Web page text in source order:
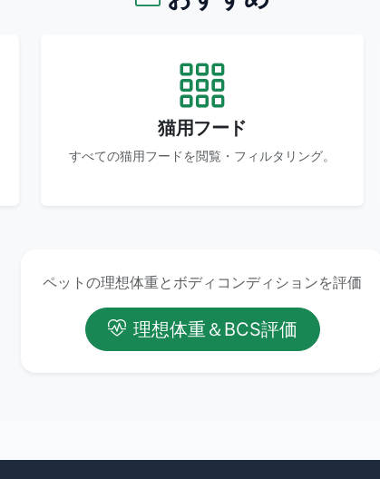
猫用フード
すべての猫用フードを閲覧・フィルタリング。
ペットの理想体重とボディコンディションを評価
理想体重＆BCS評価